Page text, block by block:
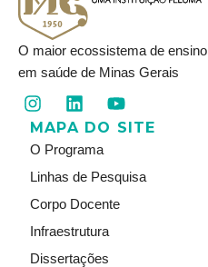
O maior ecossistema de ensino
em saúde de Minas Gerais
I
n
s
t
a
g
r
a
m
L
i
n
k
e
d
i
n
Y
o
u
u
b
e
MAPA DO SITE
O Programa
Linhas de Pesquisa
Corpo Docente
Infraestrutura
Dissertações